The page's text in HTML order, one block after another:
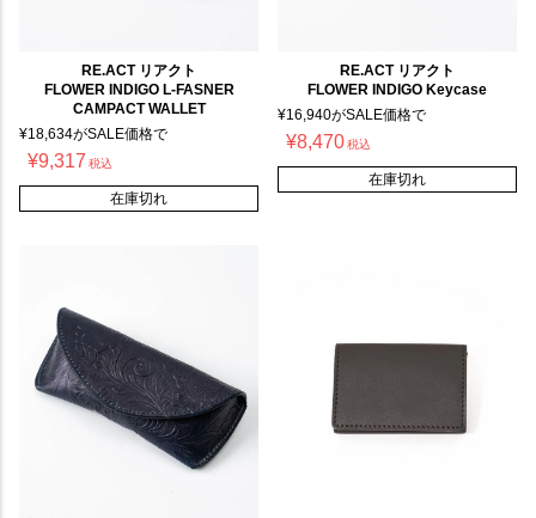
RE.ACT リアクト
FLOWER INDIGO L-FASNER
CAMPACT WALLET
¥18,634がSALE価格で
¥9,317 税込
在庫切れ
RE.ACT リアクト
FLOWER INDIGO Keycase
¥16,940がSALE価格で
¥8,470税込
在庫切れ